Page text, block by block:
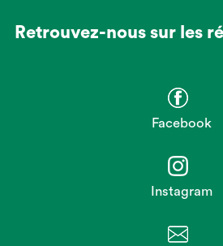
Retrouvez-nous sur les
Facebook
Instagram